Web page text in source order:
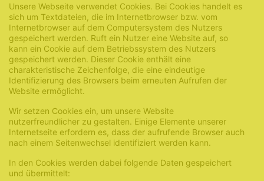
Unsere Webseite verwendet Cookies. Bei Cookies handelt es
sich um Textdateien, die im Internetbrowser bzw. vom
Internetbrowser auf dem Computersystem des Nutzers
gespeichert werden. Ruft ein Nutzer eine Website auf, so
kann ein Cookie auf dem Betriebssystem des Nutzers
gespeichert werden. Dieser Cookie enthält eine
charakteristische Zeichenfolge, die eine eindeutige
Identifizierung des Browsers beim erneuten Aufrufen der
Website ermöglicht.
Wir setzen Cookies ein, um unsere Website
nutzerfreundlicher zu gestalten. Einige Elemente unserer
Internetseite erfordern es, dass der aufrufende Browser auch
nach einem Seitenwechsel identifiziert werden kann.
In den Cookies werden dabei folgende Daten gespeichert
und übermittelt: